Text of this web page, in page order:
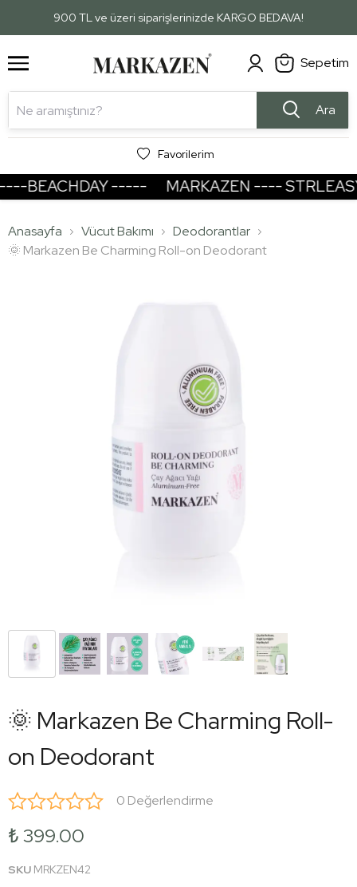
900 TL ve üzeri siparişlerinizde KARGO BEDAVA!
Sepetim
Ara
Favorilerim
BEACHDAY ----- MARKAZEN ----
Anasayfa Vücut Bakımı
Deodorantlar
🌞 Markazen Be Charming Roll-on Deodorant
🌞 Markazen Be Charming Roll-
on Deodorant
0 Değerlendirme
₺ 399.00
SKU MRKZEN42